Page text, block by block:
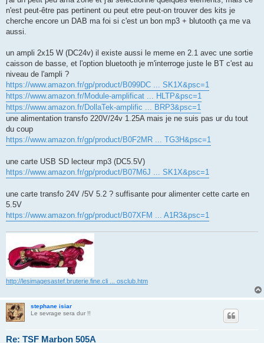
n'est peut-être pas pertinent ou peut etre peut-on trouver des kits je
cherche encore un DAB ma foi si c'est un bon mp3 + blutooth ça me va
aussi.
un ampli 2x15 W (DC24v) il existe aussi le meme en 2.1 avec une sortie
caisson de basse, et l'option bluetooth je m'interroge juste le BT c'est au
niveau de l'ampli ?
https://www.amazon.fr/gp/product/B099DC ... SK1X&psc=1
https://www.amazon.fr/Module-amplificat ... HLTP&psc=1
https://www.amazon.fr/DollaTek-amplific ... BRP3&psc=1
une alimentation transfo 220V/24v 1.25A mais je ne suis pas ur du tout
du coup
https://www.amazon.fr/gp/product/B0F2MR ... TG3H&psc=1
une carte USB SD lecteur mp3 (DC5.5V)
https://www.amazon.fr/gp/product/B07M6J ... SK1X&psc=1
une carte transfo 24V /5V 5.2 ? suffisante pour alimenter cette carte en
5.5V
https://www.amazon.fr/gp/product/B07XFM ... A1R3&psc=1
http://lesimagesastef.bruterie.fine.cli ... osclub.htm
stephane isiar
Le sevrage sera dur !!
Re: TSF Marbon 505A